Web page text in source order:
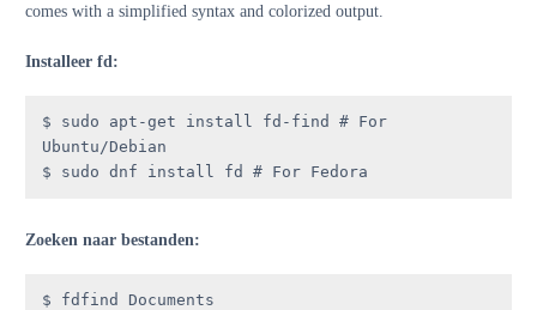
comes with a simplified syntax and colorized output.
Installeer fd:
$ sudo apt-get install fd-find # For
Ubuntu/Debian
$ sudo dnf install fd # For Fedora
Zoeken naar bestanden:
$ fdfind Documents